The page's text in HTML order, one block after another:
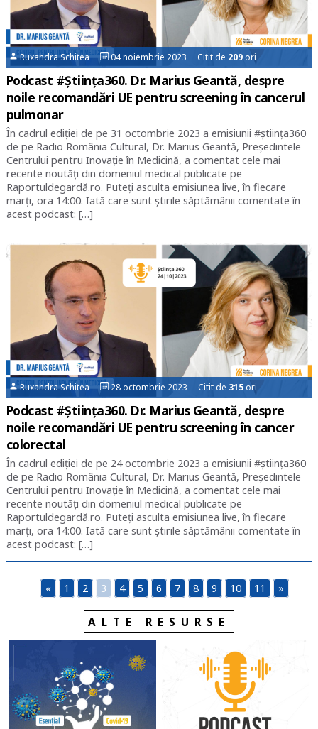
Ruxandra Schitea 04 noiembrie 2023 Citit de 209 ori
Podcast #Știința360. Dr. Marius Geantă, despre
noile recomandări UE pentru screening în cancerul
pulmonar
În cadrul ediției de pe 31 octombrie 2023 a emisiunii #știința360
de pe Radio România Cultural, Dr. Marius Geantă, Președintele
Centrului pentru Inovație în Medicină, a comentat cele mai
recente noutăți din domeniul medical publicate pe
Raportuldegardă.ro. Puteți asculta emisiunea live, în fiecare
marți, ora 14:00. Iată care sunt știrile săptămânii comentate în
acest podcast: […]
Ruxandra Schitea 28 octombrie 2023 Citit de 315 ori
Podcast #Știința360. Dr. Marius Geantă, despre
noile recomandări UE pentru screening în cancer
colorectal
În cadrul ediției de pe 24 octombrie 2023 a emisiunii #știința360
de pe Radio România Cultural, Dr. Marius Geantă, Președintele
Centrului pentru Inovație în Medicină, a comentat cele mai
recente noutăți din domeniul medical publicate pe
Raportuldegardă.ro. Puteți asculta emisiunea live, în fiecare
marți, ora 14:00. Iată care sunt știrile săptămânii comentate în
acest podcast: […]
« 1 2 3 4 5 6 7 8 9 10 11 »
ALTE RESURSE